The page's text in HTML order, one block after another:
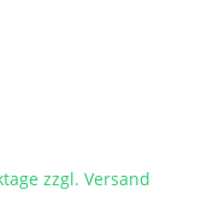
zzgl. Versand